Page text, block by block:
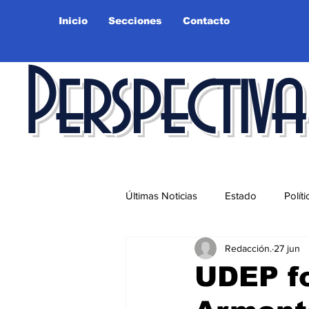
Inicio Secciones Contacto
Últimas Noticias Estado
Educación Ciudad Salud
UDEP
Redacción. 27 jun